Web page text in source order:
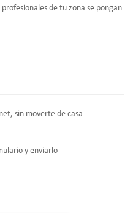
de tu zona se pongan
sin moverte de casa
y enviarlo